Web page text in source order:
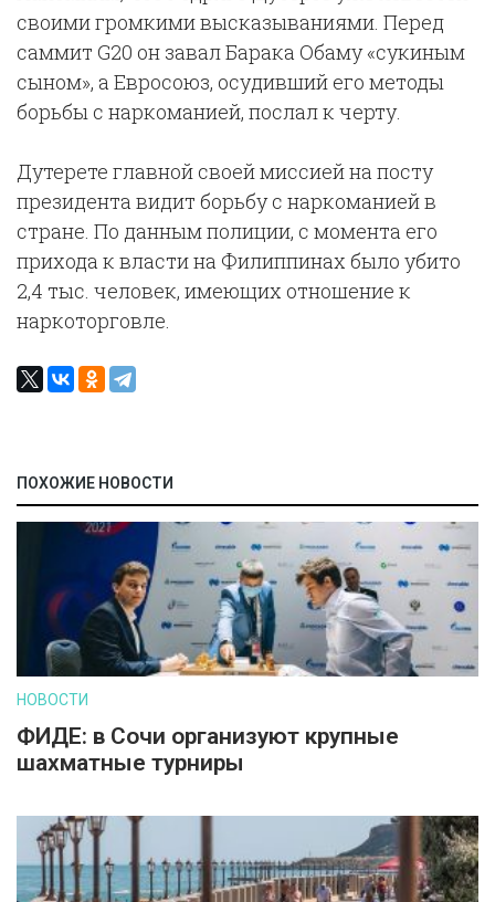
своими громкими высказываниями. Перед
саммит G20 он завал Барака Обаму «сукиным
сыном», а Евросоюз, осудивший его методы
борьбы с наркоманией, послал к черту.
Дутерете главной своей миссией на посту
президента видит борьбу с наркоманией в
стране. По данным полиции, с момента его
прихода к власти на Филиппинах было убито
2,4 тыс. человек, имеющих отношение к
наркоторговле.
ПОХОЖИЕ НОВОСТИ
НОВОСТИ
ФИДЕ: в Сочи организуют крупные
шахматные турниры